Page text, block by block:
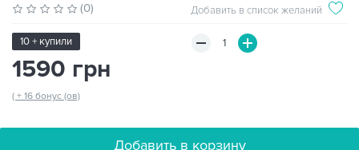
(0) Добавить в список желаний
10 + купили
1590 грн
( + 16 бонус (ов)
Добавить в корзину